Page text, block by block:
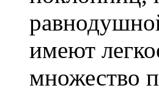
имеют
множество